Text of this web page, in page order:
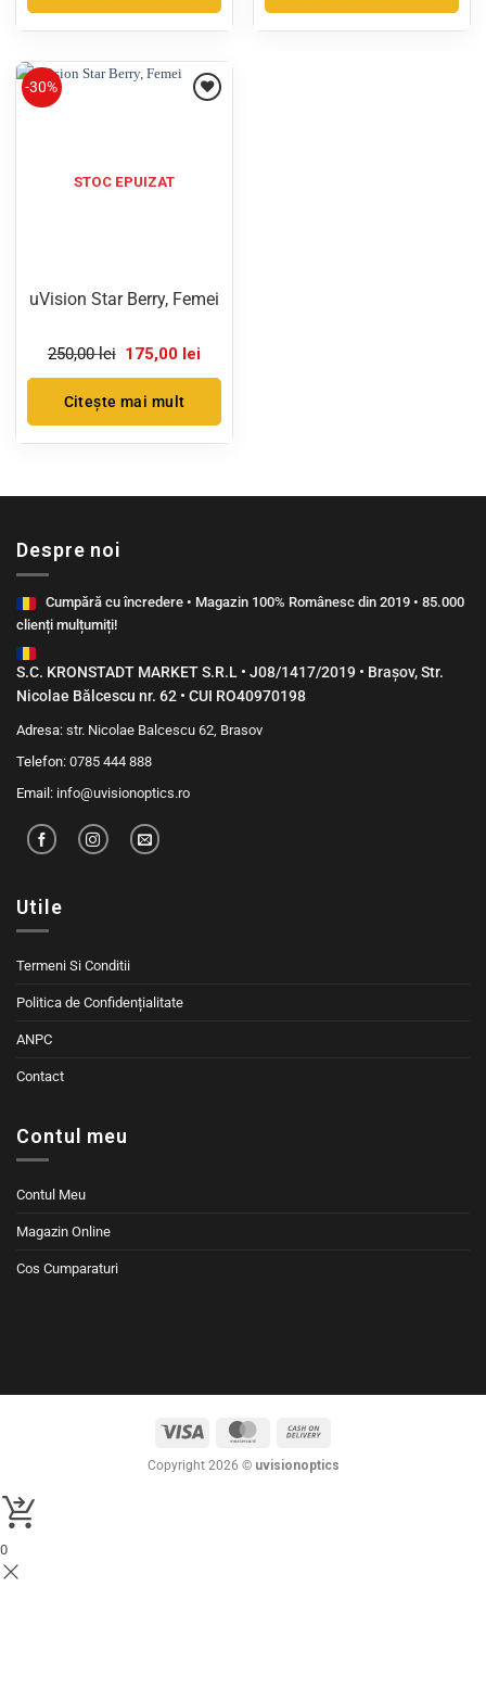
-30%
STOC EPUIZAT
uVision Star Berry, Femei
250,00lei Prețul
inițial
fost:
175,00 leiPrețul
este:
Citește mai mult
Despre noi
Cumpără cu încredere • Magazin 100% Românesc din 2019 • 85.000
clienți mulțumiți!
S.C. KRONSTADT MARKET S.R.L • J08/1417/2019 • Brașov, Str.
Nicolae Bălcescu nr. 62 • CUI RO40970198
Adresa: str. Nicolae Balcescu 62, Brasov
Telefon: 0785 444 888
Email: info@uvisionoptics.ro
Utile
Termeni Si Conditii
Politica de Confidențialitate
ANPC
Contact
Contul meu
Contul Meu
Magazin Online
Cos Cumparaturi
MasterCard
Delivery
Copyright 2026 © uvisionoptics
0